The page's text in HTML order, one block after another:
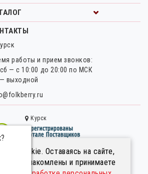
cookie. Оставаясь на сайте,
что ознакомлены и принимаете
работы и прием звонков:
— с 10:00 до 20:00 по МСК
выходной
Курск
?
Правовая информация.
соглашение.